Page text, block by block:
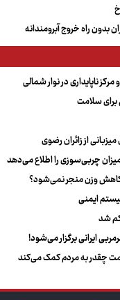
بدون راه خروج آبرومندانه
ناپایداری در نوار شمالی
سلامت
از زائران رضوی
چربی‌سوزی را اطلاع می‌دهد
وزن منجر نمی‌شود؟
چقدر به مردم کمک می‌کند